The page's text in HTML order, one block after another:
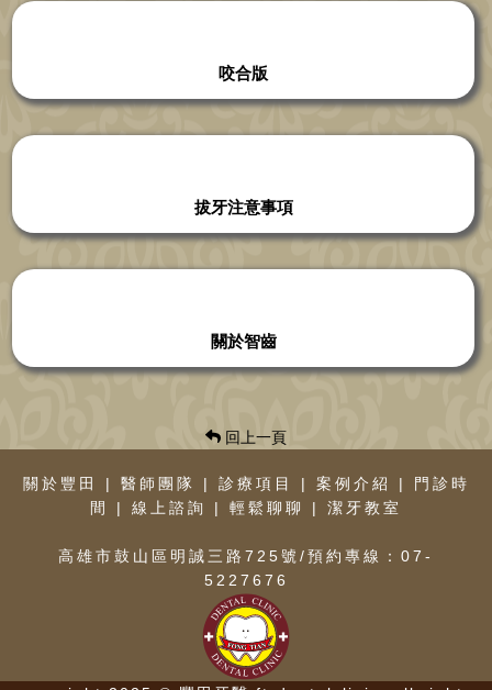
咬合版
拔牙注意事項
關於智齒
回上一頁
關於豐田 | 醫師團隊 | 診療項目 | 案例介紹 |
門診時
間
| 線上諮詢 | 輕鬆聊聊 | 潔牙教室
高雄市鼓山區明誠三路725號/預約專線：07-
5227676